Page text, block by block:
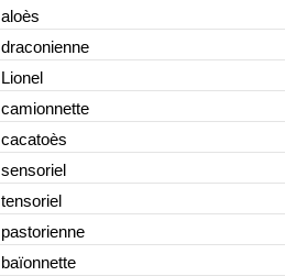
aloès
draconienne
Lionel
camionnette
cacatoès
sensoriel
tensoriel
pastorienne
baïonnette